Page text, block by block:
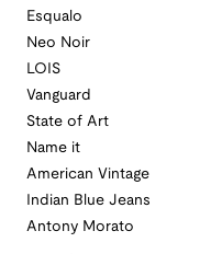
Esqualo
Neo Noir
LOIS
Vanguard
State of Art
Name it
American Vintage
Indian Blue Jeans
Antony Morato